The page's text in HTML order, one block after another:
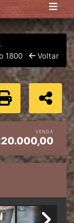
1800 Voltar
VENDA